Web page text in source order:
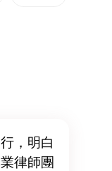
，明白
律師團